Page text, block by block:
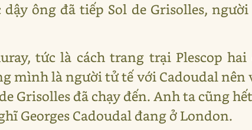
ông đã tiếp Sol de Grisolles,
tức là cách trang trại Plescop
mình là người tử tế với Cadoudal nên
Grisolles đã chạy đến. Anh ta cũng
Georges Cadoudal đang ở London.